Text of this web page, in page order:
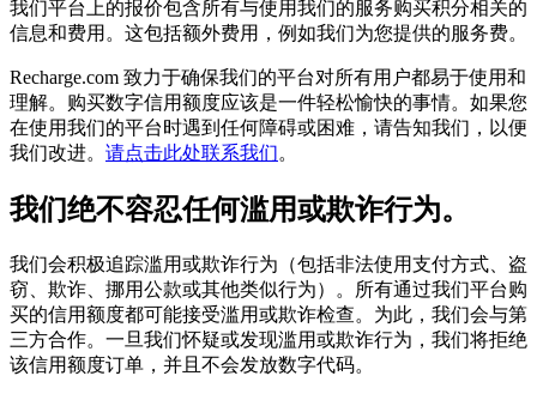
我们平台上的报价包含所有与使用我们的服务购买积分相关的
信息和费用。这包括额外费用，例如我们为您提供的服务费。
Recharge.com 致力于确保我们的平台对所有用户都易于使用和
理解。购买数字信用额度应该是一件轻松愉快的事情。如果您
在使用我们的平台时遇到任何障碍或困难，请告知我们，以便
我们改进。 请点击此处联系我们。
我们绝不容忍任何滥用或欺诈行为。
我们会积极追踪滥用或欺诈行为（包括非法使用支付方式、盗
窃、欺诈、挪用公款或其他类似行为）。所有通过我们平台购
买的信用额度都可能接受滥用或欺诈检查。为此，我们会与第
三方合作。一旦我们怀疑或发现滥用或欺诈行为，我们将拒绝
该信用额度订单，并且不会发放数字代码。